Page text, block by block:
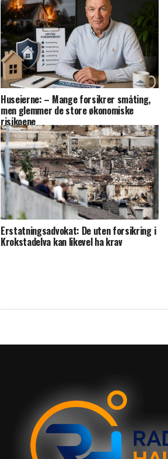
Huseierne: – Mange forsikrer småting,
men glemmer de store økonomiske
risikoene
Erstatningsadvokat: De uten forsikring i
Krokstadelva kan likevel ha krav